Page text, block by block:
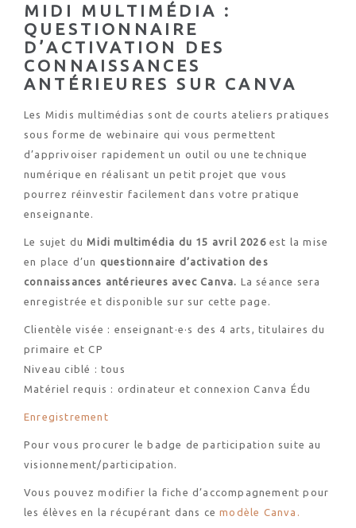
MIDI MULTIMÉDIA :
QUESTIONNAIRE
D’ACTIVATION DES
CONNAISSANCES
ANTÉRIEURES SUR CANVA
Les Midis multimédias sont de courts ateliers pratiques
sous forme de webinaire qui vous permettent
d’apprivoiser rapidement un outil ou une technique
numérique en réalisant un petit projet que vous
pourrez réinvestir facilement dans votre pratique
enseignante.
Le sujet du Midi multimédia du 15 avril 2026est la mise
en place d’un questionnaire d’activation des
connaissances antérieures avec Canva. La séance sera
enregistrée et disponible sur sur cette page.
Clientèle visée : enseignant·e·s des 4 arts, titulaires du
primaire et CP
Niveau ciblé : tous
Matériel requis : ordinateur et connexion Canva Édu
Enregistrement
Pour vous procurer le badge de participation suite au
visionnement/participation.
Vous pouvez modifier la fiche d’accompagnement pour
les élèves en la récupérant dans cemodèle Canva.